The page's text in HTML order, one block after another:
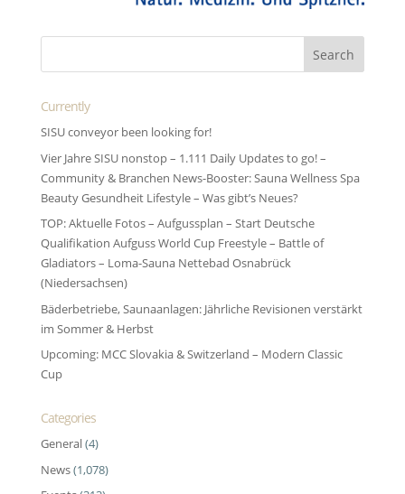
Currently
SISU conveyor been looking for!
Vier Jahre SISU nonstop – 1.111 Daily Updates to go! –
Community & Branchen News-Booster: Sauna Wellness Spa
Beauty Gesundheit Lifestyle – Was gibt’s Neues?
TOP: Aktuelle Fotos – Aufgussplan – Start Deutsche
Qualifikation Aufguss World Cup Freestyle – Battle of
Gladiators – Loma-Sauna Nettebad Osnabrück
(Niedersachsen)
Bäderbetriebe, Saunaanlagen: Jährliche Revisionen verstärkt
im Sommer & Herbst
Upcoming: MCC Slovakia & Switzerland – Modern Classic
Cup
Categories
General(4)
News(1,078)